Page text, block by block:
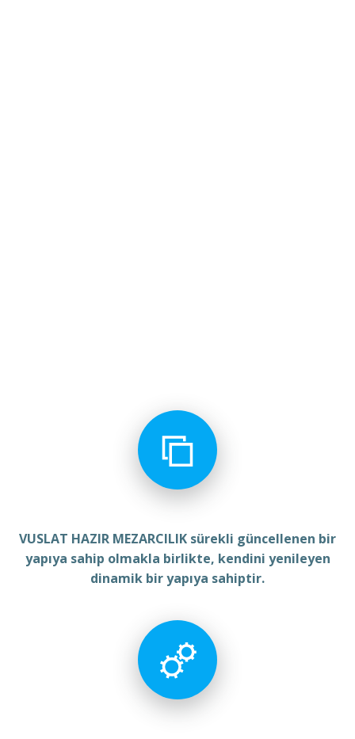
VUSLAT HAZIR MEZARCILIK sürekli güncellenen bir
yapıya sahip olmakla birlikte, kendini yenileyen
dinamik bir yapıya sahiptir.